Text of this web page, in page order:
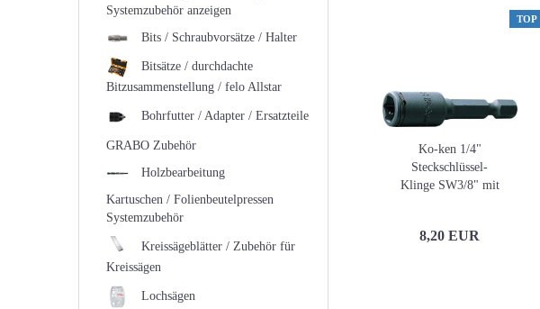
TOP
Ko-ken 1/4"
Steckschlüssel-
Klinge SW3/8" mit
8,20 EUR
Systemzubehör anzeigen
Bits / Schraubvorsätze / Halter
Bitsätze / durchdachte
Bitzusammenstellung / felo Allstar
Bohrfutter / Adapter / Ersatzteile
GRABO Zubehör
Holzbearbeitung
Kartuschen / Folienbeutelpressen
Systemzubehör
Kreissägeblätter / Zubehör für
Kreissägen
Lochsägen